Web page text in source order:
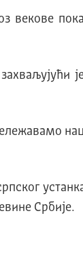
векове
Србије.